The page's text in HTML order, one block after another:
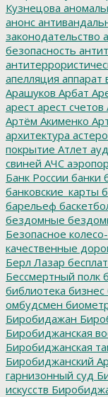
Кузнецова
анонс
законодательство
безопасность
апелляция аппарат
Арашуков Арбат
арест арест счетов
Артём Акименко
архитектура
покрытие Атлет
свиней АЧС
Банк России банки
банковские_карты
барельеф
бездомные
Безопасное
качественные
Берл Лазар
Бессмертный полк
библиотека бизнес
омбудсмен
Биробидажан
Биробиджанская
Биробиджанская
Биробиджанский
гарнизонный суд
искусств